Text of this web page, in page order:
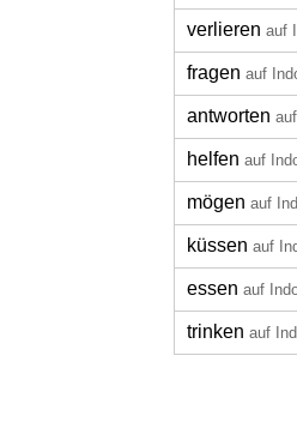
verlieren auf
fragen auf
antworten
helfen auf
mögen auf
küssen auf
essen auf
trinken auf